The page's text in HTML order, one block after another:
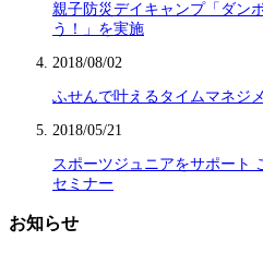
親子防災デイキャンプ「ダン
う！」を実施
2018/08/02
ふせんで叶えるタイムマネジ
2018/05/21
スポーツジュニアをサポート
セミナー
お知らせ